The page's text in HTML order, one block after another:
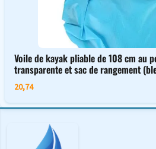
Voile de kayak pliable de 108 cm au
transparente et sac de rangement
20,74